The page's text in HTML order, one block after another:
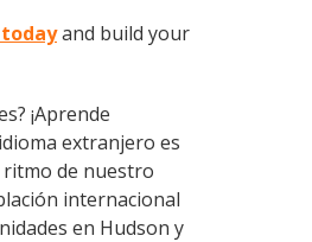
and build your
¡Aprende
extranjero es
ritmo de nuestro
internacional
en Hudson y